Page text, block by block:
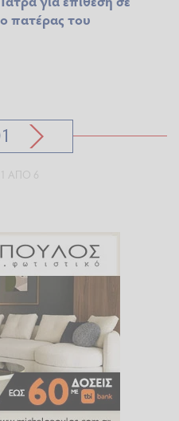
πατέρας του
ΑΠΌ 6